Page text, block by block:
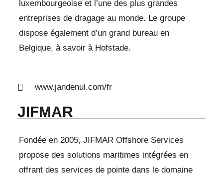
luxembourgeoise et l’une des plus grandes
entreprises de dragage au monde. Le groupe
dispose également d’un grand bureau en
Belgique, à savoir à Hofstade.
www.jandenul.com/fr
JIFMAR
Fondée en 2005, JIFMAR Offshore Services
propose des solutions maritimes intégrées en
offrant des services de pointe dans le domaine